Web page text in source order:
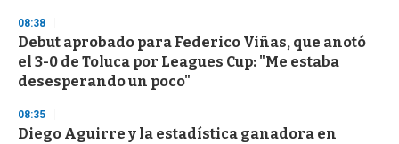
08:38
Debut aprobado para Federico Viñas, que anotó
el 3-0 de Toluca por Leagues Cup: "Me estaba
desesperando un poco"
08:35
Diego Aguirre y la estadística ganadora en